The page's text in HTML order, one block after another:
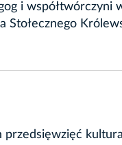
i współtwórczyni
Stołecznego
przedsięwzięć